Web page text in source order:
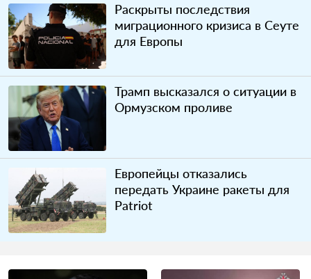
Раскрыты последствия
миграционного кризиса в Сеуте
для Европы
Трамп высказался о ситуации в
Ормузском проливе
Европейцы отказались
передать Украине ракеты для
Patriot